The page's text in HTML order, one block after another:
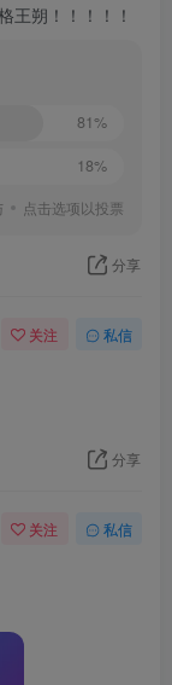
王朔！！！！！
81%
18%
点击选项以投票
分享
关注 私信
分享
关注 私信